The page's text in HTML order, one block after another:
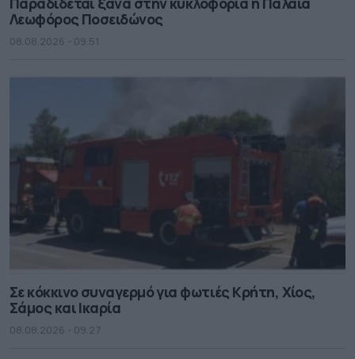
Λεωφόρος Ποσειδώνος
08.08.2026 - 09.51
Σε κόκκινο συναγερμό για φωτιές Κρήτη, Χίος,
Σάμος και Ικαρία
08.08.2026 - 09.27